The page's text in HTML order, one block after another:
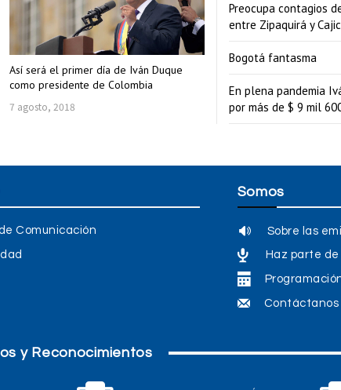
o
p
a
r
a
e
n
a
r
d
Así será el primer día de Iván Duque
como presidente de Colombia
7 agosto, 2018
Preocupa contagios
entre Zipaquirá y
Bogotá fantasma
En plena pandemia
por más de $ 9 mil
Comunicación
Somos
Sobre las
Haz parte
Contáctanos
y Reconocimientos